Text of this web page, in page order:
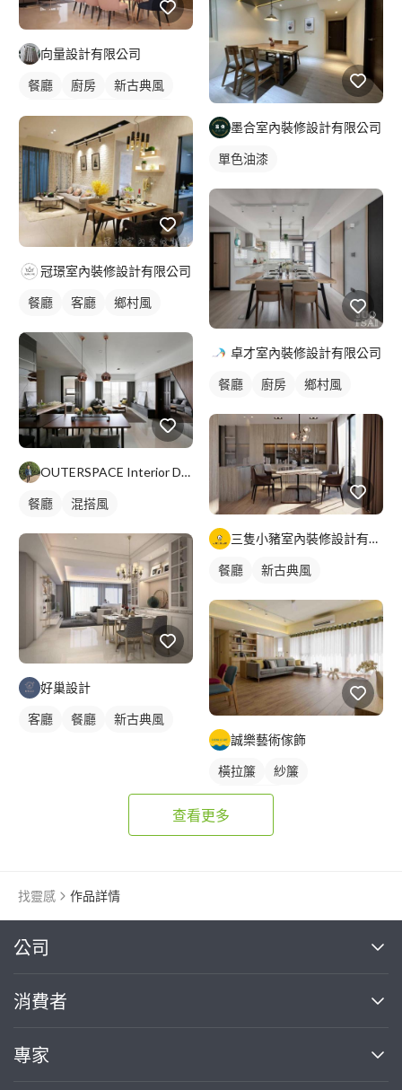
向量設計有限公司
餐廳 廚房
新古典風
客廳燈光設計
吊燈
冠璟室內裝修設計有限公司
餐廳 客廳 鄉村風
OUTERSPACE Interior Design
餐廳 混搭風
好巢設計
客廳 餐廳 新古典風
墨合室內裝修設計有限公司
單色油漆
卓才室內裝修設計有限公司
餐廳 廚房 鄉村風
三隻小豬室內裝修設計有限公司
餐廳 新古典風
誠樂藝術傢飾
橫拉簾
紗簾
落地窗窗簾
查看更多
找靈感 作品詳情
公司
關於我們
部落格
消費者
買服務
專家
繼續完成